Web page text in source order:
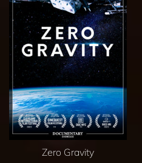
Zero Gravity